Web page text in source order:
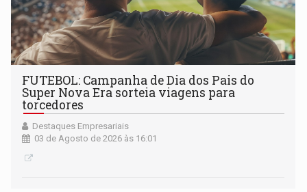
FUTEBOL: Campanha de Dia dos Pais do
Super Nova Era sorteia viagens para
torcedores
Destaques Empresariais
03 de Agosto de 2026 às 16:01